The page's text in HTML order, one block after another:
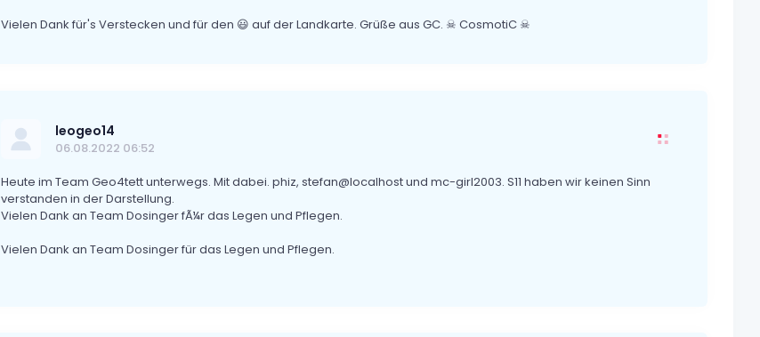
Vielen Dank für's Verstecken und für den 😃 auf der Landkarte. Grüße aus GC. ☠ CosmotiC ☠
leogeo14
06.08.2022 06:52
Heute im Team Geo4tett unterwegs. Mit dabei. phiz, stefan@localhost und mc-girl2003. S11 haben wir keinen Sinn
verstanden in der Darstellung.
Vielen Dank an Team Dosinger fÃ¼r das Legen und Pflegen.
Vielen Dank an Team Dosinger für das Legen und Pflegen.